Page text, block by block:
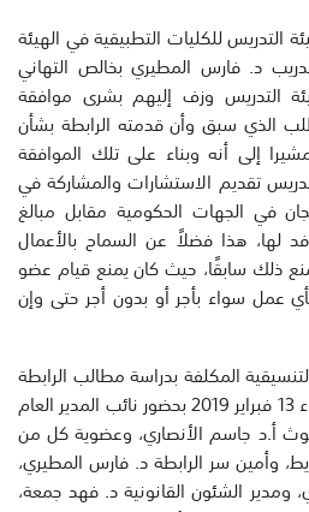
التدريس للكليات التطبيقية في الهيئة
د. فارس المطيري بخالص التهاني
التدريس وزف إليهم بشرى موافقة
الذي سبق وأن قدمته الرابطة بشأن
إلى أنه وبناء على تلك الموافقة
تقديم الاستشارات والمشاركة في
في الجهات الحكومية مقابل مبالغ
لها، هذا فضلاً عن السماح بالأعمال
ذلك سابقًا، حيث كان يمنع قيام عضو
عمل سواء بأجر أو بدون أجر حتى وإن
المكلفة بدراسة مطالب الرابطة
قد عقدت اجتماعا صباح الاربعاء 13 فبراير 2019 بحضور نائب المدير العام
أ.د جاسم الأنصاري، وعضوية كل من
وأمين سر الرابطة د. فارس المطيري،
ومدير الشئون القانونية د. فهد جمعة،